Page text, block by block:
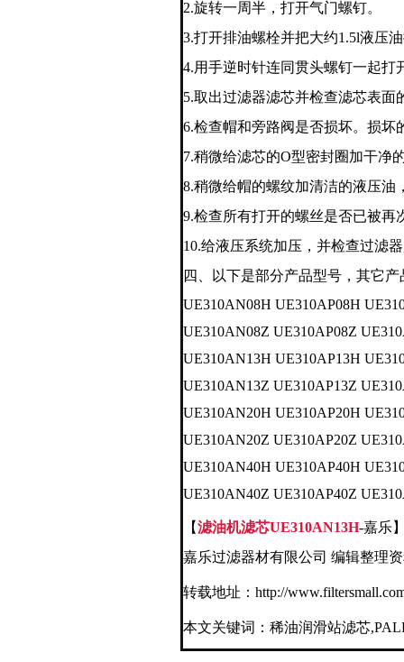
2.旋转一周半，打开气门螺钉。
3.打开排油螺栓并把大约1.5l液压
4.用手逆时针连同贯头螺钉一起打
5.取出过滤器滤芯并检查滤芯表面
6.检查帽和旁路阀是否损坏。损坏
7.稍微给滤芯的O型密封圈加干净
8.稍微给帽的螺纹加清洁的液压油
9.检查所有打开的螺丝是否已被再
10.给液压系统加压，并检查过滤
四、以下是部分产品型号，其它
UE310AN08H UE310AP08H
UE310AN08Z UE310AP08Z
UE310AN13H UE310AP13H
UE310AN13Z UE310AP13Z
UE310AN20H UE310AP20H
UE310AN20Z UE310AP20Z
UE310AN40H UE310AP40H
UE310AN40Z UE310AP40Z
【滤油机滤芯UE310AN13H-嘉乐
嘉乐过滤器材有限公司 编辑整理
转载地址：http://
本文关键词： 稀油润滑站滤芯